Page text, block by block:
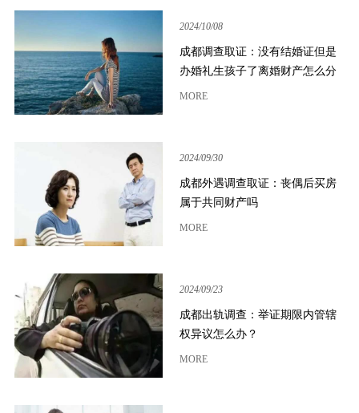
2024/10/08
成都调查取证：没有结婚证但是
办婚礼生孩子了离婚财产怎么分
MORE
2024/09/30
成都外遇调查取证：丧偶后买房
属于共同财产吗
MORE
2024/09/23
成都出轨调查：举证期限内管辖
权异议怎么办？
MORE